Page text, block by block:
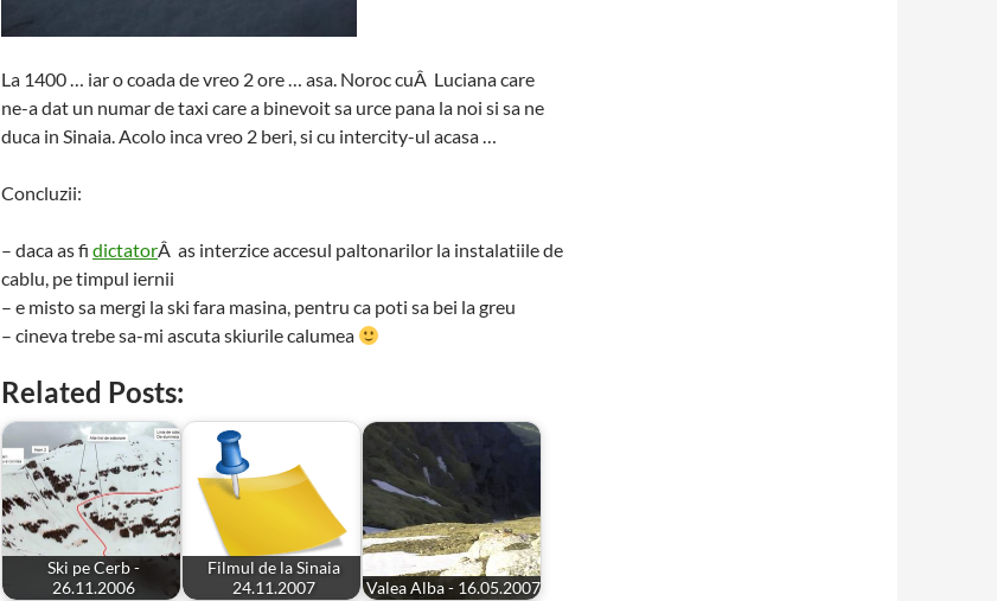
La 1400 … iar o coada de vreo 2 ore … asa. Noroc cuÂ Luciana care
ne-a dat un numar de taxi care a binevoit sa urce pana la noi si sa ne
duca in Sinaia. Acolo inca vreo 2 beri, si cu intercity-ul acasa …
Concluzii:
– daca as fi dictatorÂ as interzice accesul paltonarilor la instalatiile de
cablu, pe timpul iernii
– e misto sa mergi la ski fara masina, pentru ca poti sa bei la greu
– cineva trebe sa-mi ascuta skiurile calumea
Related Posts:
Ski pe Cerb -
26.11.2006
Filmul de la Sinaia
24.11.2007
Valea Alba - 16.05.2007